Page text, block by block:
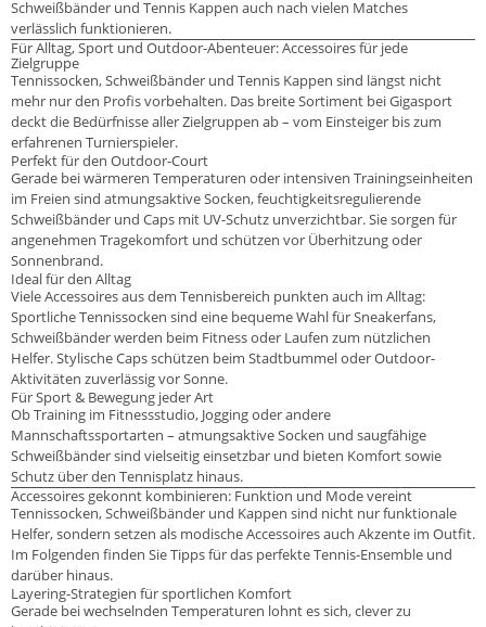
Schweißbänder und Tennis Kappen auch nach vielen Matches
verlässlich funktionieren.
Für Alltag, Sport und Outdoor-Abenteuer: Accessoires für jede
Zielgruppe
Tennissocken, Schweißbänder und Tennis Kappen sind längst nicht
mehr nur den Profis vorbehalten. Das breite Sortiment bei Gigasport
deckt die Bedürfnisse aller Zielgruppen ab – vom Einsteiger bis zum
erfahrenen Turnierspieler.
Perfekt für den Outdoor-Court
Gerade bei wärmeren Temperaturen oder intensiven Trainingseinheiten
im Freien sind atmungsaktive Socken, feuchtigkeitsregulierende
Schweißbänder und Caps mit UV-Schutz unverzichtbar. Sie sorgen für
angenehmen Tragekomfort und schützen vor Überhitzung oder
Sonnenbrand.
Ideal für den Alltag
Viele Accessoires aus dem Tennisbereich punkten auch im Alltag:
Sportliche Tennissocken sind eine bequeme Wahl für Sneakerfans,
Schweißbänder werden beim Fitness oder Laufen zum nützlichen
Helfer. Stylische Caps schützen beim Stadtbummel oder Outdoor-
Aktivitäten zuverlässig vor Sonne.
Für Sport & Bewegung jeder Art
Ob Training im Fitnessstudio, Jogging oder andere
Mannschaftssportarten – atmungsaktive Socken und saugfähige
Schweißbänder sind vielseitig einsetzbar und bieten Komfort sowie
Schutz über den Tennisplatz hinaus.
Accessoires gekonnt kombinieren: Funktion und Mode vereint
Tennissocken, Schweißbänder und Kappen sind nicht nur funktionale
Helfer, sondern setzen als modische Accessoires auch Akzente im Outfit.
Im Folgenden finden Sie Tipps für das perfekte Tennis-Ensemble und
darüber hinaus.
Layering-Strategien für sportlichen Komfort
Gerade bei wechselnden Temperaturen lohnt es sich, clever zu